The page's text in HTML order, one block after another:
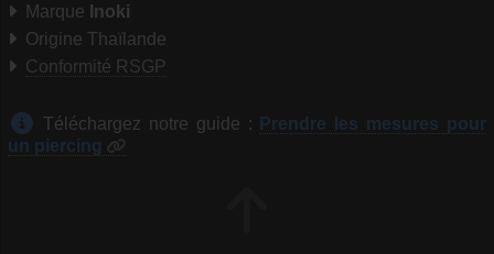
Marque Inoki
Origine Thaïlande
Conformité RSGP
Téléchargez notre guide :
Prendre les mesures pour
un piercing